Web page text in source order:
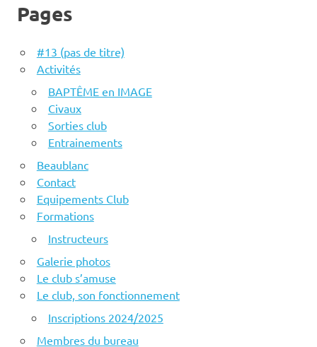
Pages
#13 (pas de titre)
Activités
BAPTÊME en IMAGE
Civaux
Sorties club
Entrainements
Beaublanc
Contact
Equipements Club
Formations
Instructeurs
Galerie photos
Le club s’amuse
Le club, son fonctionnement
Inscriptions 2024/2025
Membres du bureau